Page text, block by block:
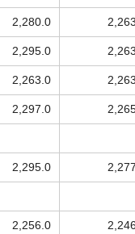
2,280.0
2,295.0
2,263.0
2,297.0
2,295.0
2,256.0